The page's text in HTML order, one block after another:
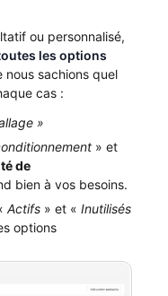
ou personnalisé,
les options
nous sachions quel
cas :
»
» et
de
bien à vos besoins.
Actifs » et «Inutilisés
options